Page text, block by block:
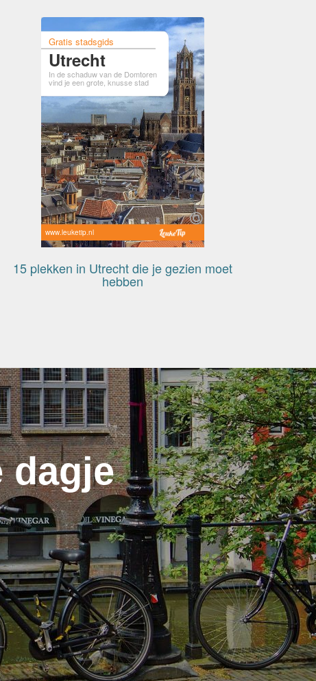
Gratis stadsgids
Utrecht
In de schaduw van de Domtoren
vind je een grote, knusse stad
www.leuketip.nl
15 plekken in Utrecht die je gezien moet
hebben
dagje